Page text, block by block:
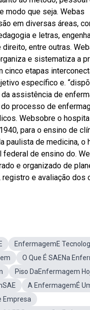
modo que seja. Webas
em diversas áreas,
e letras,
entre outras.
e sistematiza a
cinco etapas
específico e.
assistência de
processo de
Websobre o
para o ensino de
paulista de medicina, o
federal de ensino do.
e organizado de
registro e avaliação dos
EnfermagemE
O Que É SAENa
Piso DaEnfermagem
A EnfermagemÉ
Empresa